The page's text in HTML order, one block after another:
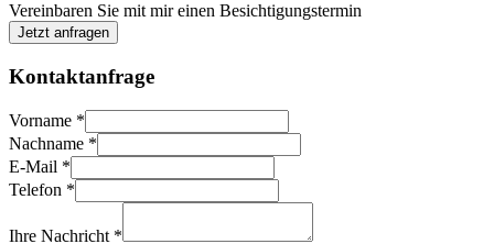
Vereinbaren Sie mit mir einen Besichtigungstermin
Jetzt anfragen
Kontaktanfrage
Vorname *
Nachname *
E-Mail *
Telefon *
Ihre Nachricht *